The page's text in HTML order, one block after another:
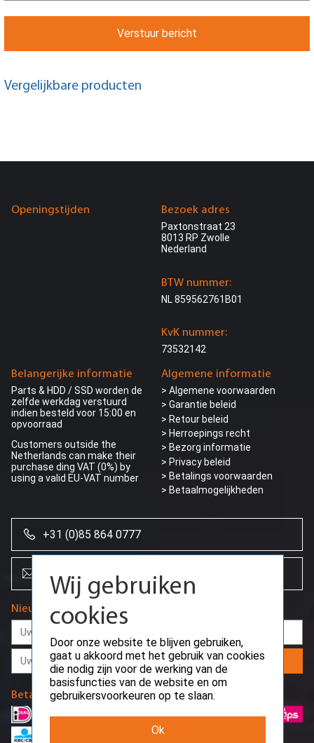
Verstuur bericht
Vergelijkbare producten
Openingstijden
Belangerijke informatie
Parts & HDD / SSD worden de
zelfde werkdag verstuurd
indien besteld voor 15:00 en
opvoorraad
Customers outside the
Netherlands can make their
purchase ding VAT (0%) by
using a valid EU-VAT number
Algemene informatie
> Algemene voorwaarden
> Garantie beleid
> Retour beleid
> Herroepings recht
> Bezorg informatie
> Privacy beleid
> Betalings voorwaarden
> Betaalmogelijkheden
Bezoek adres
Paxtonstraat 23
8013 RP Zwolle
Nederland
BTW nummer:
NL 859562761B01
KvK nummer:
73532142
+31 (0)85 864 0777
info@creoserver.com
Nieuwsbrief
Aanmelden
Betaalmethodes
Wij gebruiken
cookies
Door onze website te blijven gebruiken,
gaat u akkoord met het gebruik van cookies
die nodig zijn voor de werking van de
basisfuncties van de website en om
Ok
Extra informatie